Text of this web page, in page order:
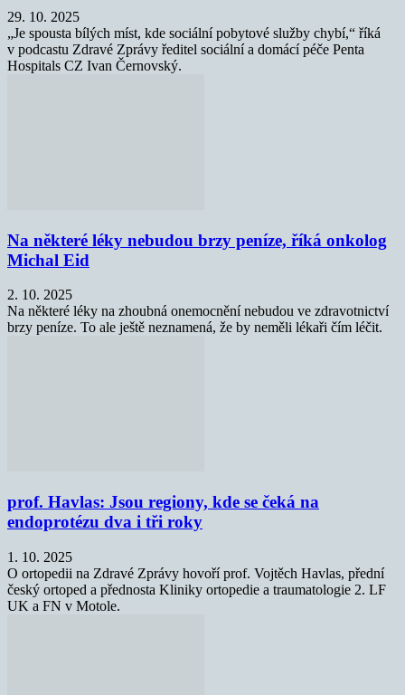
29. 10. 2025
„Je spousta bílých míst, kde sociální pobytové služby chybí,“ říká
v podcastu Zdravé Zprávy ředitel sociální a domácí péče Penta
Hospitals CZ Ivan Černovský.
Na některé léky nebudou brzy peníze, říká onkolog
Michal Eid
2. 10. 2025
Na některé léky na zhoubná onemocnění nebudou ve zdravotnictví
brzy peníze. To ale ještě neznamená, že by neměli lékaři čím léčit.
prof. Havlas: Jsou regiony, kde se čeká na
endoprotézu dva i tři roky
1. 10. 2025
O ortopedii na Zdravé Zprávy hovoří prof. Vojtěch Havlas, přední
český ortoped a přednosta Kliniky ortopedie a traumatologie 2. LF
UK a FN v Motole.